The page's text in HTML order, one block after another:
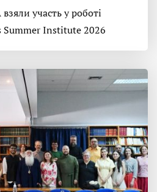
участь у роботі
Summer Institute 2026